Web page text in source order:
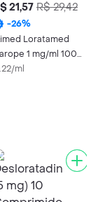
21,57 R$ 29,42
-26%
Loratamed
1 mg/ml 100
ml